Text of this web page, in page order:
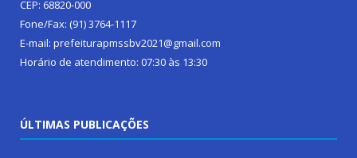
CEP: 68820-000
Fone/Fax: (91) 3764-1117
E-mail: prefeiturapmssbv2021@gmail.com
Horário de atendimento: 07:30 às 13:30
ÚLTIMAS PUBLICAÇÕES